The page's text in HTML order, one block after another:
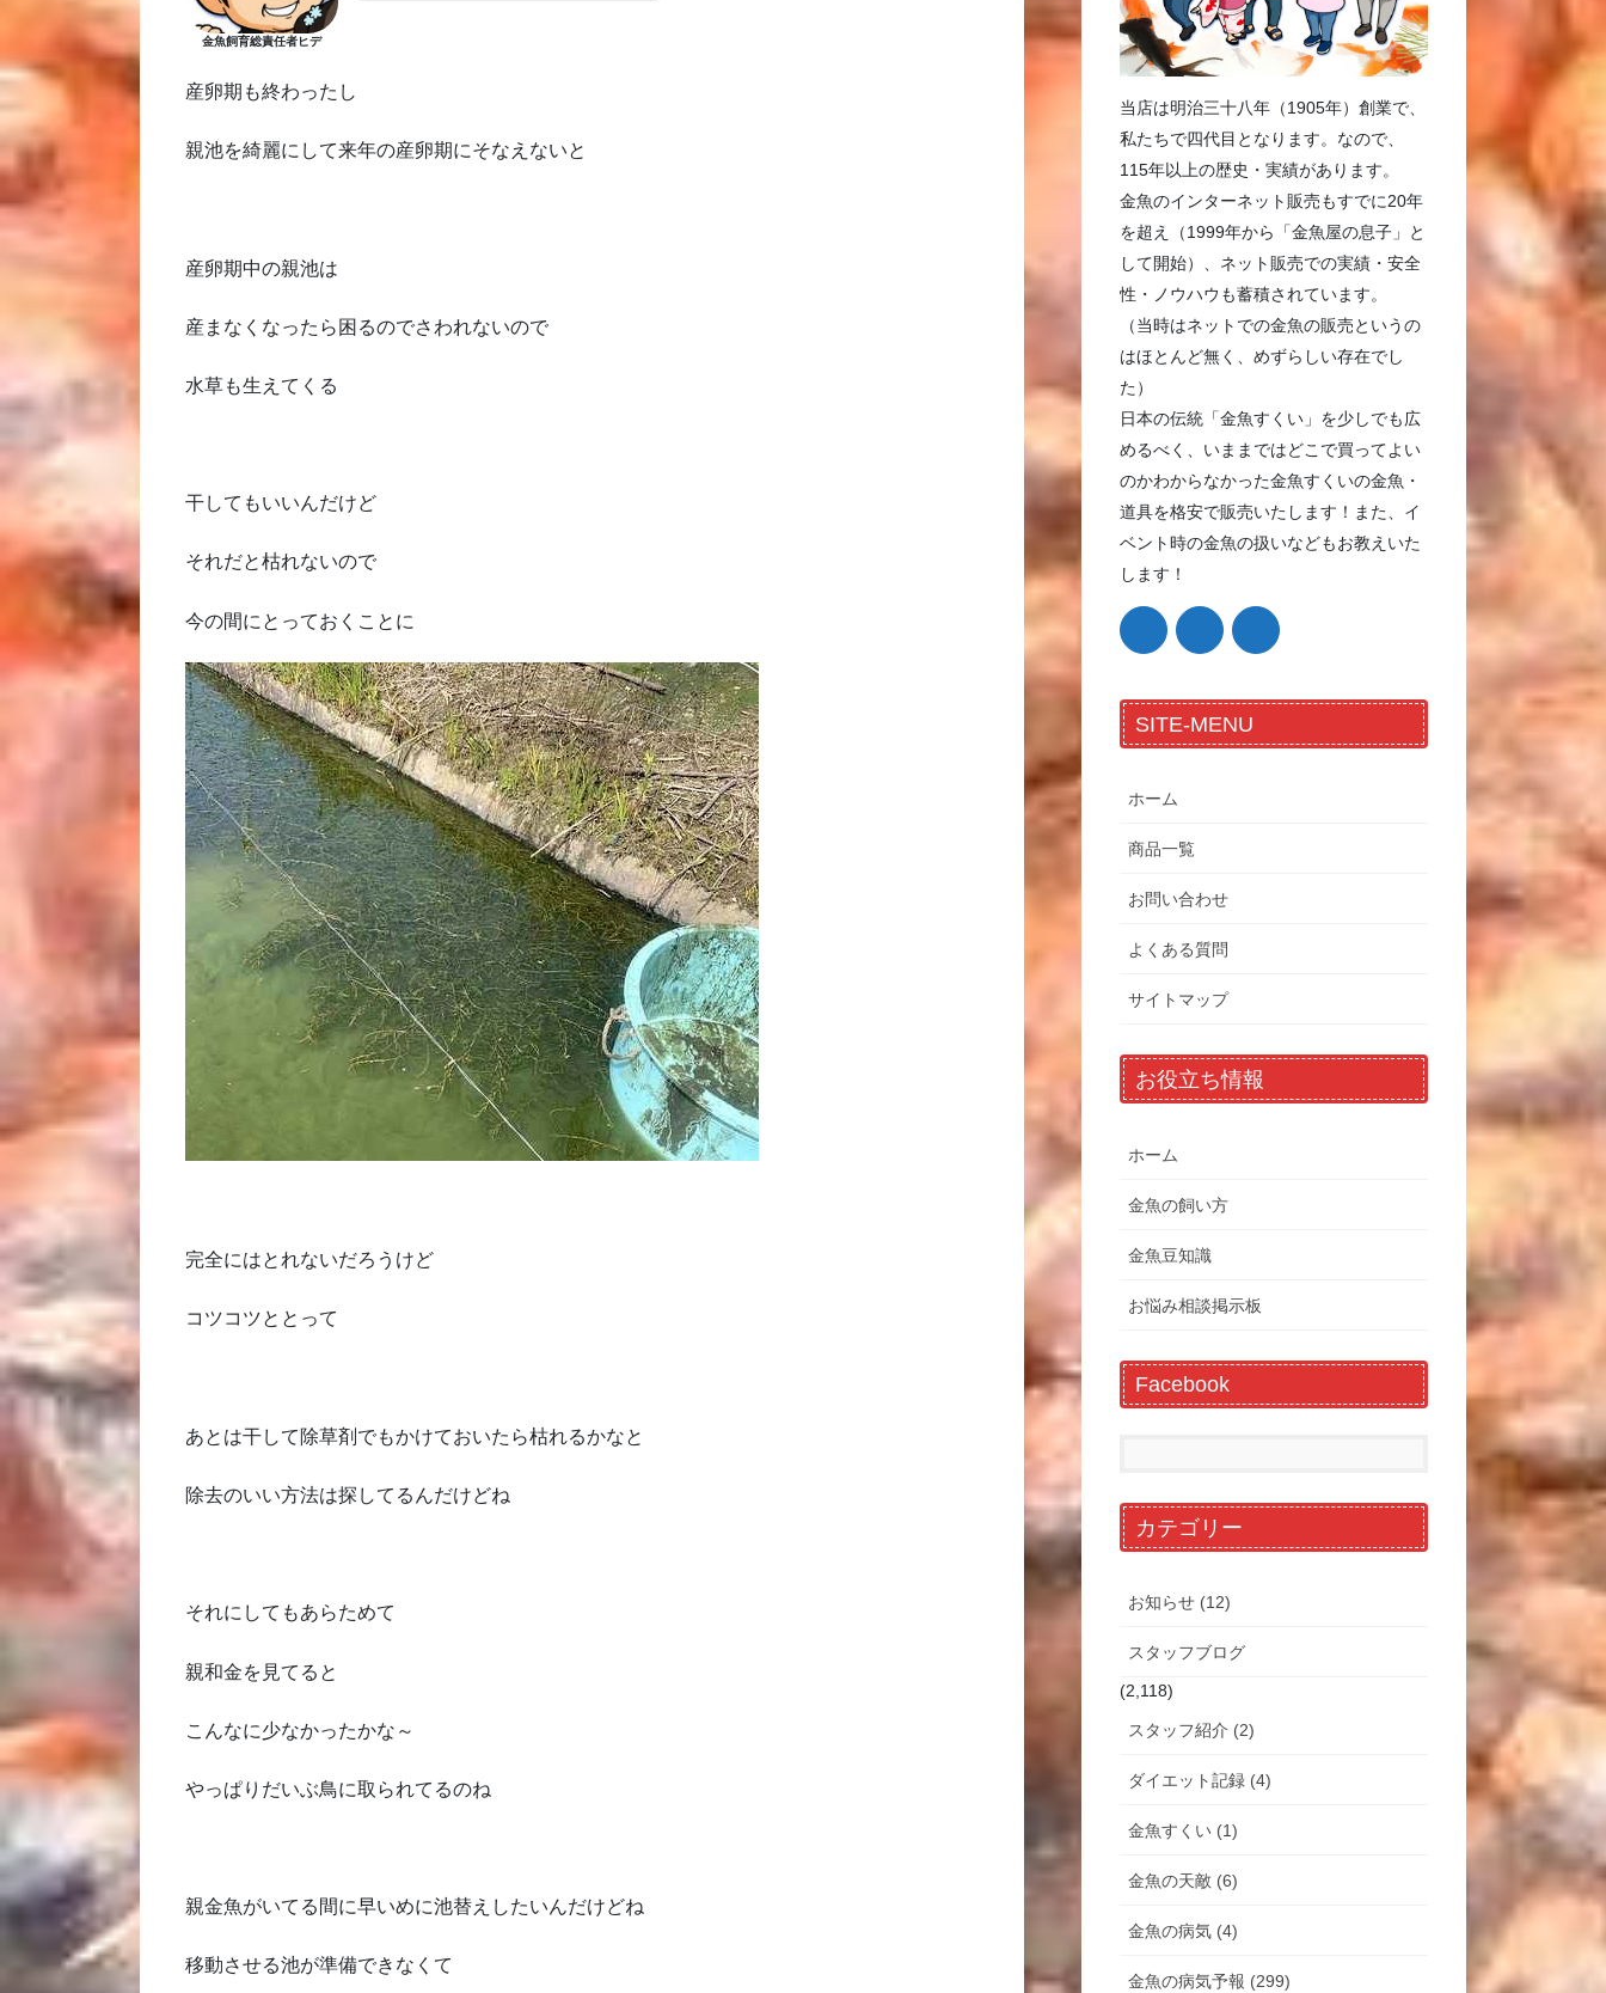
金魚飼育総責任者ヒデ
産卵期も終わったし
親池を綺麗にして来年の産卵期にそなえないと
産卵期中の親池は
産まなくなったら困るのでさわれないので
水草も生えてくる
干してもいいんだけど
それだと枯れないので
今の間にとっておくことに
完全にはとれないだろうけど
コツコツととって
あとは干して除草剤でもかけておいたら枯れるかなと
除去のいい方法は探してるんだけどね
それにしてもあらためて
親和金を見てると
こんなに少なかったかな～
やっぱりだいぶ鳥に取られてるのね
親金魚がいてる間に早いめに池替えしたいんだけどね
移動させる池が準備できなくて
当店は明治三十八年（1905年）創業で、
私たちで四代目となります。なので、
115年以上の歴史・実績があります。
金魚のインターネット販売もすでに20年
を超え（1999年から「金魚屋の息子」と
して開始）、ネット販売での実績・安全
性・ノウハウも蓄積されています。
（当時はネットでの金魚の販売というの
はほとんど無く、めずらしい存在でし
た）
日本の伝統「金魚すくい」を少しでも広
めるべく、いままではどこで買ってよい
のかわからなかった金魚すくいの金魚・
道具を格安で販売いたします！また、イ
ベント時の金魚の扱いなどもお教えいた
します！
SITE-MENU
ホーム
商品一覧
お問い合わせ
よくある質問
サイトマップ
お役立ち情報
ホーム
金魚の飼い方
金魚豆知識
お悩み相談掲示板
Facebook
カテゴリー
お知らせ (12)
スタッフブログ
(2,118)
スタッフ紹介 (2)
ダイエット記録 (4)
金魚すくい (1)
金魚の天敵 (6)
金魚の病気 (4)
金魚の病気予報 (299)